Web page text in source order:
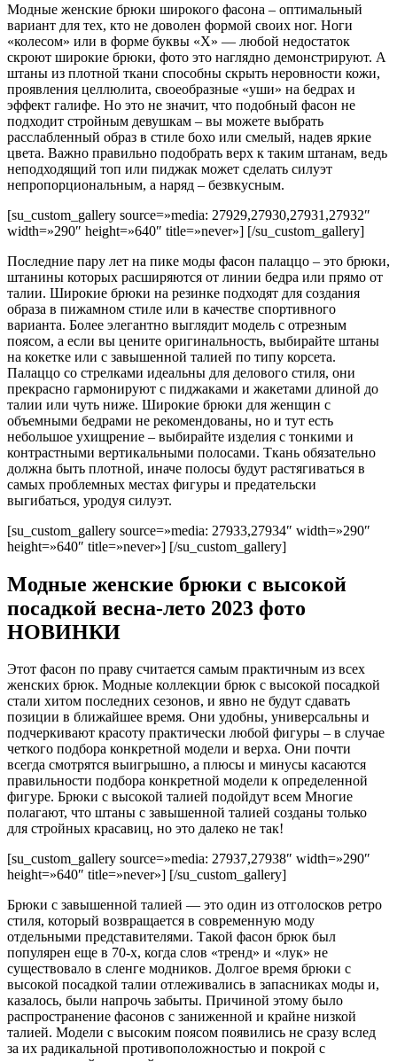
Модные женские брюки широкого фасона – оптимальный
вариант для тех, кто не доволен формой своих ног. Ноги
«колесом» или в форме буквы «Х» — любой недостаток
скроют широкие брюки, фото это наглядно демонстрируют. А
штаны из плотной ткани способны скрыть неровности кожи,
проявления целлюлита, своеобразные «уши» на бедрах и
эффект галифе. Но это не значит, что подобный фасон не
подходит стройным девушкам – вы можете выбрать
расслабленный образ в стиле бохо или смелый, надев яркие
цвета. Важно правильно подобрать верх к таким штанам, ведь
неподходящий топ или пиджак может сделать силуэт
непропорциональным, а наряд – безвкусным.
[su_custom_gallery source=»media: 27929,27930,27931,27932″
width=»290″ height=»640″ title=»never»] [/su_custom_gallery]
Последние пару лет на пике моды фасон палаццо – это брюки,
штанины которых расширяются от линии бедра или прямо от
талии. Широкие брюки на резинке подходят для создания
образа в пижамном стиле или в качестве спортивного
варианта. Более элегантно выглядит модель с отрезным
поясом, а если вы цените оригинальность, выбирайте штаны
на кокетке или с завышенной талией по типу корсета.
Палаццо со стрелками идеальны для делового стиля, они
прекрасно гармонируют с пиджаками и жакетами длиной до
талии или чуть ниже. Широкие брюки для женщин с
объемными бедрами не рекомендованы, но и тут есть
небольшое ухищрение – выбирайте изделия с тонкими и
контрастными вертикальными полосами. Ткань обязательно
должна быть плотной, иначе полосы будут растягиваться в
самых проблемных местах фигуры и предательски
выгибаться, уродуя силуэт.
[su_custom_gallery source=»media: 27933,27934″ width=»290″
height=»640″ title=»never»] [/su_custom_gallery]
Модные женские брюки с высокой
посадкой весна-лето 2023 фото
НОВИНКИ
Этот фасон по праву считается самым практичным из всех
женских брюк. Модные коллекции брюк с высокой посадкой
стали хитом последних сезонов, и явно не будут сдавать
позиции в ближайшее время. Они удобны, универсальны и
подчеркивают красоту практически любой фигуры – в случае
четкого подбора конкретной модели и верха. Они почти
всегда смотрятся выигрышно, а плюсы и минусы касаются
правильности подбора конкретной модели к определенной
фигуре. Брюки с высокой талией подойдут всем Многие
полагают, что штаны с завышенной талией созданы только
для стройных красавиц, но это далеко не так!
[su_custom_gallery source=»media: 27937,27938″ width=»290″
height=»640″ title=»never»] [/su_custom_gallery]
Брюки с завышенной талией — это один из отголосков ретро
стиля, который возвращается в современную моду
отдельными представителями. Такой фасон брюк был
популярен еще в 70-х, когда слов «тренд» и «лук» не
существовало в сленге модников. Долгое время брюки с
высокой посадкой талии отлеживались в запасниках моды и,
казалось, были напрочь забыты. Причиной этому было
распространение фасонов с заниженной и крайне низкой
талией. Модели с высоким поясом появились не сразу вслед
за их радикальной противоположностью и покрой с